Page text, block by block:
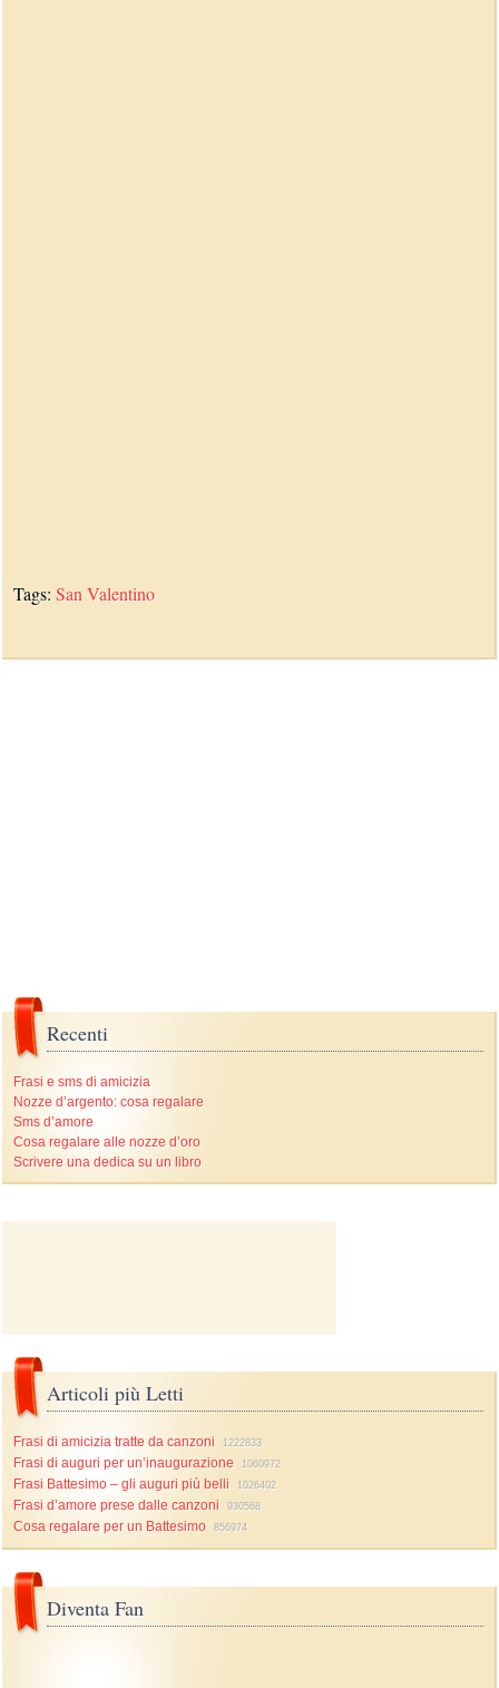
Tags:San Valentino
Recenti
Frasi e sms di amicizia
Nozze d’argento: cosa regalare
Sms d’amore
Cosa regalare alle nozze d’oro
Scrivere una dedica su un libro
Articoli più Letti
Frasi di amicizia tratte da canzoni 1222833
Frasi di auguri per un’inaugurazione 1060972
Frasi Battesimo – gli auguri più belli 1026402
Frasi d’amore prese dalle canzoni 930568
Cosa regalare per un Battesimo 856974
Diventa Fan